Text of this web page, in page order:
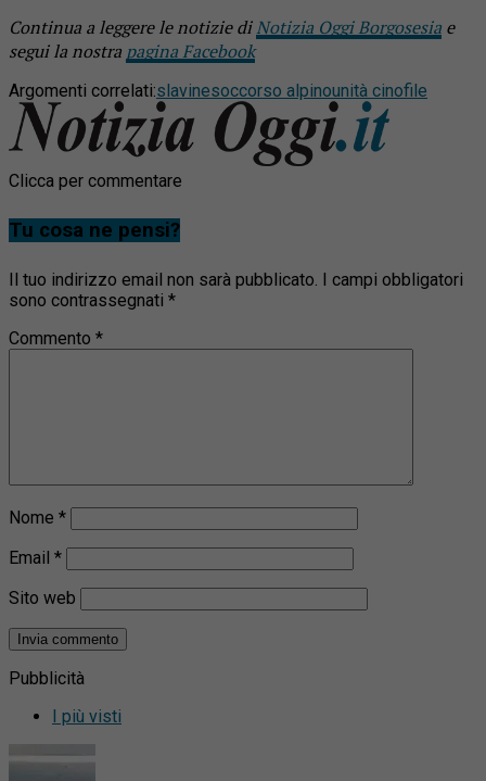
Continua a leggere le notizie diNotizia Oggi Borgosesia e
segui la nostra pagina Facebook
Argomenti correlati:slavinesoccorso alpinounità cinofile
Clicca per commentare
Tu cosa ne pensi?
Il tuo indirizzo email non sarà pubblicato. I campi obbligatori
sono contrassegnati *
Commento *
Nome *
Email *
Sito web
Pubblicità
I più visti